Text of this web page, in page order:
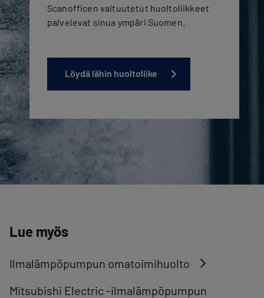
Scanofficen valtuutetut huoltoliikkeet
palvelevat sinua ympäri Suomen.
Löydä lähin huoltoliike
Lue myös
Ilmalämpöpumpun omatoimihuolto
Mitsubishi Electric -ilmalämpöpumpun